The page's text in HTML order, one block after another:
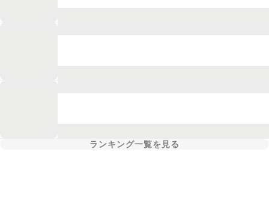
ランキング一覧を見る